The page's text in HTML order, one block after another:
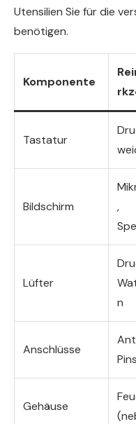
Utensilien Sie für die
benötigen.
Komponente
Tastatur
Bildschirm
,
Lüfter
n
Anschlüsse
Gehäuse